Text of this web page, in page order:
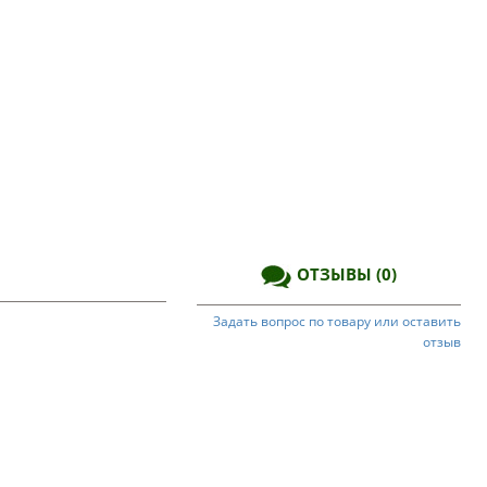
ОТЗЫВЫ(0)
Задать вопрос по товару или оставить
отзыв